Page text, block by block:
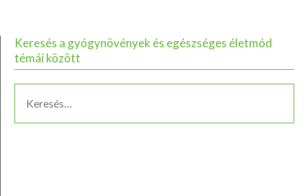
Keresés a gyógynövények és egészséges életmód
témái között